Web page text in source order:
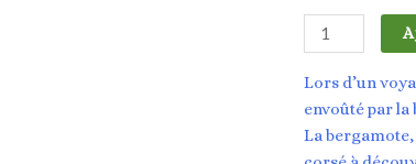
quantité
de
Chic-
Chocs
Lors d’un
envoûté par la
La